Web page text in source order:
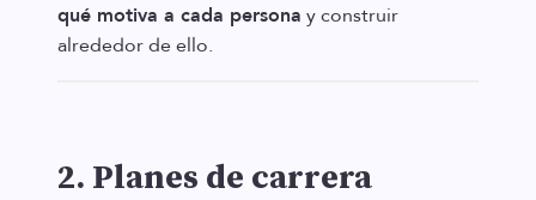
qué motiva a cada persona y construir
alrededor de ello.
2. Planes de carrera